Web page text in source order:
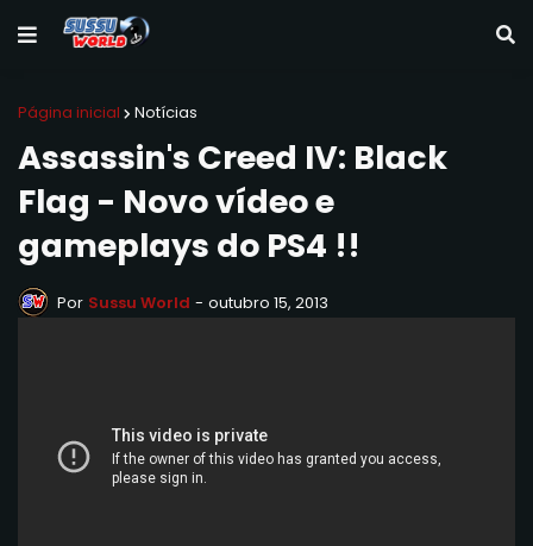
Página inicial Notícias
Assassin's Creed IV: Black
Flag - Novo vídeo e
gameplays do PS4 !!
Por Sussu World - outubro 15, 2013